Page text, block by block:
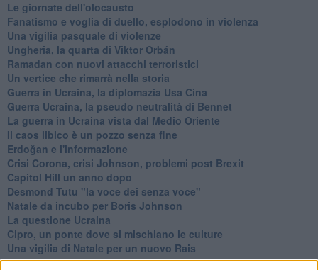
Le giornate dell'olocausto
Fanatismo e voglia di duello, esplodono in violenza
Una vigilia pasquale di violenze
Ungheria, la quarta di Viktor Orbán
Ramadan con nuovi attacchi terroristici
Un vertice che rimarrà nella storia
Guerra in Ucraina, la diplomazia Usa Cina
Guerra Ucraina, la pseudo neutralità di Bennet
La guerra in Ucraina vista dal Medio Oriente
​Il caos libico è un pozzo senza fine
Erdoğan e l'informazione
Crisi Corona, crisi Johnson, problemi post Brexit
Capitol Hill un anno dopo
Desmond Tutu "la voce dei senza voce"
Natale da incubo per Boris Johnson
La questione Ucraina
Cipro, un ponte dove si mischiano le culture
Una vigilia di Natale per un nuovo Rais
La questione israelo-palestinese ignorata dal G20